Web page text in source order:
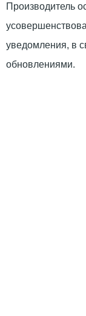
Производитель
уведомления, в
обновлениями.